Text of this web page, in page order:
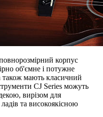
корпус
об'ємне і потужне
також мають класичний
CJ Series можуть
вирізом для
та високоякісною